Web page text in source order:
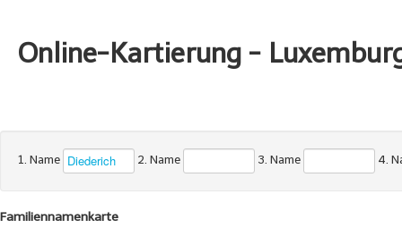
Online-Kartierung -
1. Name 2. Name 3. Name 4.
Familiennamenkarte